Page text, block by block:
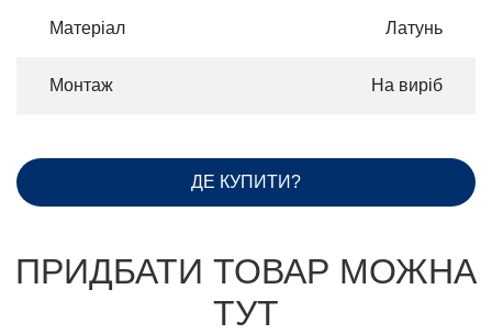
Матеріал Латунь
Монтаж На виріб
ДЕ КУПИТИ?
ПРИДБАТИ ТОВАР МОЖНА
ТУТ